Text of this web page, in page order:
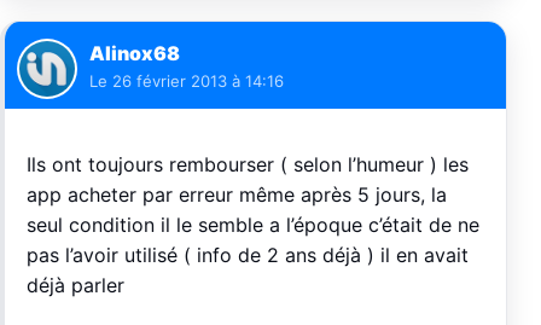
Alinox68
Le 26 février 2013 à 14:16
Ils ont toujours rembourser ( selon l’humeur ) les
app acheter par erreur même après 5 jours, la
seul condition il le semble a l’époque c’était de ne
pas l’avoir utilisé ( info de 2 ans déjà ) il en avait
déjà parler